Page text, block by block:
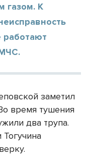
газом. К
работают
заметил
время тушения
два трупа.